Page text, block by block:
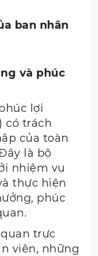
ban nhân
và phúc
lợi
có trách
của toàn
là bộ
nhiệm vụ
thực hiện
phúc
trực
viên, những